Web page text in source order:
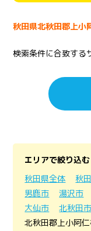
秋田県北秋田郡上小
検索条件に合致する
エリアで絞り込む
秋田県全体
秋
男鹿市
湯沢市
大仙市
北秋田市
北秋田郡上小阿